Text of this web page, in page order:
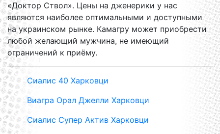
«Доктор Ствол». Цены на дженерики у нас
являются наиболее оптимальными и доступными
на украинском рынке. Камагру может приобрести
любой желающий мужчина, не имеющий
ограничений к приёму.
Сиалис 40 Харковци
Виагра Орал Джелли Харковци
Сиалис Супер Актив Харковци